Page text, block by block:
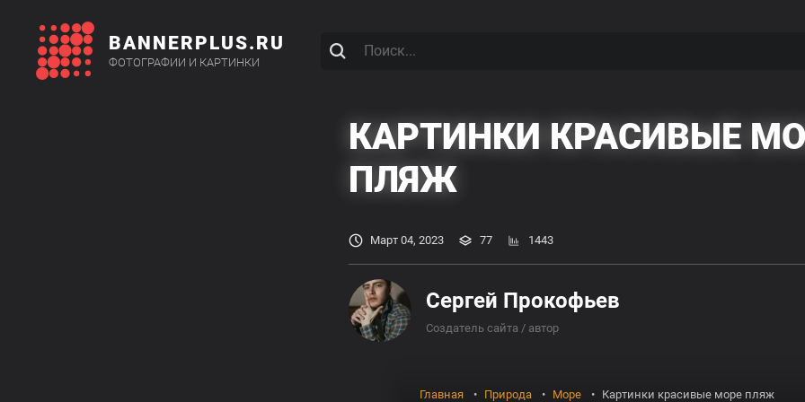
BANNERPLUS.RU
ФОТОГРАФИИ И КАРТИНКИ
КАРТИНКИ КРАСИВЫЕ
ПЛЯЖ
Март 04, 2023 77 1443
Сергей Прокофьев
Создатель сайта / автор
Главная Природа Море Картинки красивые море пляж